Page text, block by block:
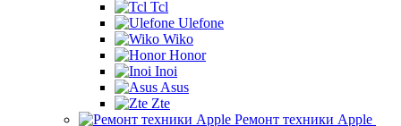
Tcl
Ulefone
Wiko
Honor
Inoi
Asus
Zte
Ремонт техники Apple